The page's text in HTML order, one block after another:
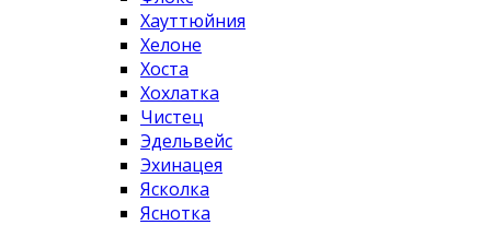
Хауттюйния
Хелоне
Хоста
Хохлатка
Чистец
Эдельвейс
Эхинацея
Ясколка
Яснотка